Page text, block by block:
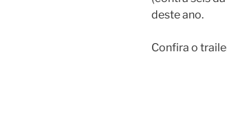
deste ano.
Confira o